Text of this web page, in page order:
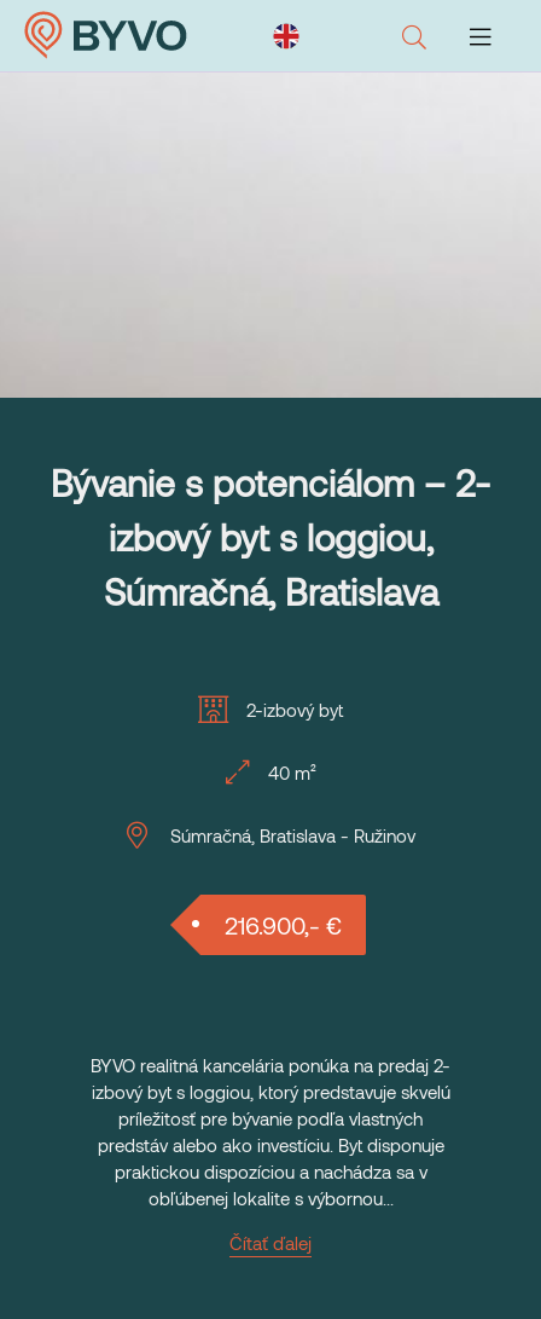
Bývanie s potenciálom – 2-
izbový byt s loggiou,
Súmračná, Bratislava
2-izbový byt
40 m²
Súmračná, Bratislava - Ružinov
216.900,- €
BYVO realitná kancelária ponúka na predaj 2-
izbový byt s loggiou, ktorý predstavuje skvelú
príležitosť pre bývanie podľa vlastných
predstáv alebo ako investíciu. Byt disponuje
praktickou dispozíciou a nachádza sa v
obľúbenej lokalite s výbornou...
Čítať ďalej